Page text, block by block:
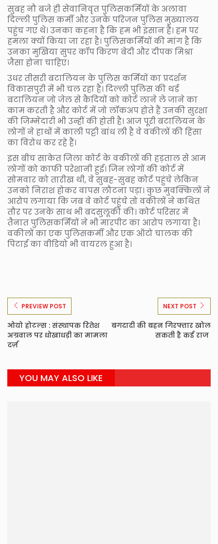
सुबह नौ बजे ही सेवानिवृत पुलिसकर्मियों के अलावा
दिल्ली पुलिस कर्मी और उनके परिजन पुलिस मुख्यालय
पहुंच गए थे। उनका कहना है कि हम भी इंसान हैं। हम पर
हमला क्यों किया जा रहा है। पुलिसकर्मियों की मांग है कि
उनका मुखिया सुपर कॉप किरण बेदी और दीपक मिश्रा
जैसा होना चाहिए।
उधर तीसरी बटालियन के पुलिस कर्मियों का प्रदर्शन
विकासपुरी में भी चल रहा है। दिल्ली पुलिस की थर्ड
बटालियन जो जेल से कैदियों को कोर्ट लाने ले जाने का
काम करती है और कोर्ट में जो लॉकअप होते हैं उनकी सुरक्षा
की जिम्मेदारी भी उन्हीं की होती है। आज पूरी बटालियन के
लोगों ने हाथों में काली पट्टी बांध ली है वे वकीलों की हिंसा
का विरोध कर रहे हैं।
इस बीच साकेत जिला कोर्ट के वकीलों की हड़ताल से आम
लोगों को काफी परेशानी हुई। जिन लोगों की कोर्ट में
सोमवार को तारीख थी, वे सुबह-सुबह कोर्ट पहुंचे लेकिन
उनको निराश होकर वापस लौटना पड़ा। कुछ मुवक्किलों ने
आरोप लगाया कि जब वे कोर्ट पहुंचे तो वकीलों ने कथित
तौर पर उनके साथ भी बदसुलूकी की। कोर्ट परिसर में
तैनात पुलिसकर्मियों ने भी मारपीट का आरोप लगाया है।
वकीलों का एक पुलिसकर्मी और एक ऑटो चालक की
पिटाई का वीडियो भी वायरल हुआ है।
PREVIEW POST
ओयो होटल्स : संस्थापक रितेश
अग्रवाल पर धोखाधड़ी का मामला
दर्ज़
NEXT POST
बगदादी की बहन गिरफ्तार खोल
सकती है कई राज
YOU MAY ALSO LIKE